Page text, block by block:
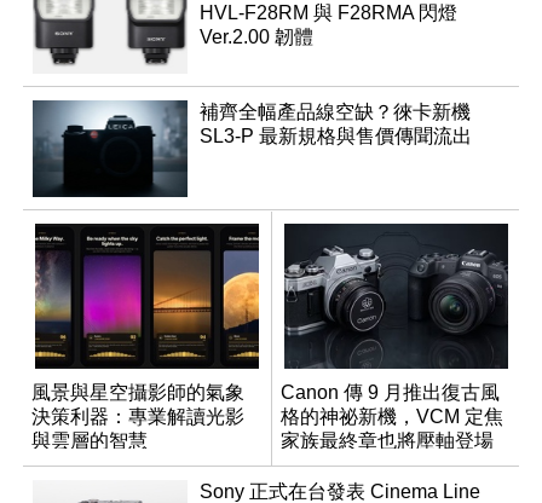
HVL-F28RM 與 F28RMA 閃燈
Ver.2.00 韌體
補齊全幅產品線空缺？徠卡新機
SL3-P 最新規格與售價傳聞流出
風景與星空攝影師的氣象
決策利器：專業解讀光影
與雲層的智慧
App「Atmos」登場
Canon 傳 9 月推出復古風
格的神祕新機，VCM 定焦
家族最終章也將壓軸登場
Sony 正式在台發表 Cinema Line